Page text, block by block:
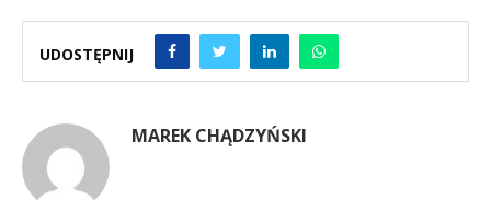
UDOSTĘPNIJ
MAREK CHĄDZYŃSKI